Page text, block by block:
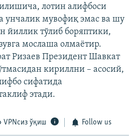
лотин алифбоси
унчалик мувофиқ эмас ва шу
йиллик тўлиб боряптики,
мослаша олмаётир.
Ризаев Президент Шавкат
кириллни – асосий,
сифатида
этади.
VPNсиз ўқиш Follow us